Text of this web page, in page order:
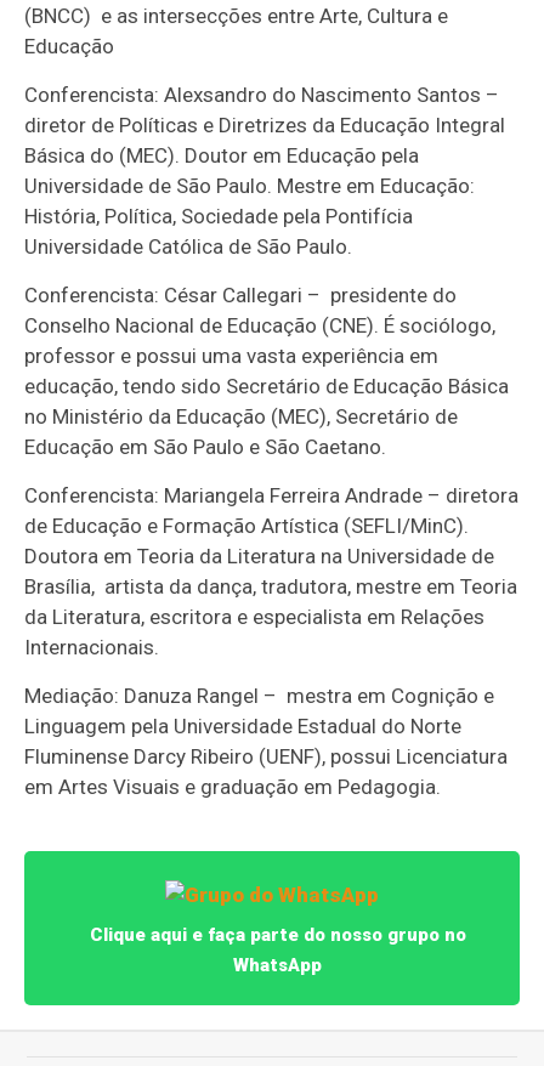
(BNCC) e as intersecções entre Arte, Cultura e
Educação
Conferencista: Alexsandro do Nascimento Santos –
diretor de Políticas e Diretrizes da Educação Integral
Básica do (MEC). Doutor em Educação pela
Universidade de São Paulo. Mestre em Educação:
História, Política, Sociedade pela Pontifícia
Universidade Católica de São Paulo.
Conferencista: César Callegari – presidente do
Conselho Nacional de Educação (CNE). É sociólogo,
professor e possui uma vasta experiência em
educação, tendo sido Secretário de Educação Básica
no Ministério da Educação (MEC), Secretário de
Educação em São Paulo e São Caetano.
Conferencista: Mariangela Ferreira Andrade – diretora
de Educação e Formação Artística (SEFLI/MinC).
Doutora em Teoria da Literatura na Universidade de
Brasília, artista da dança, tradutora, mestre em Teoria
da Literatura, escritora e especialista em Relações
Internacionais.
Mediação: Danuza Rangel – mestra em Cognição e
Linguagem pela Universidade Estadual do Norte
Fluminense Darcy Ribeiro (UENF), possui Licenciatura
em Artes Visuais e graduação em Pedagogia.
Clique aqui e faça parte do nosso grupo no
WhatsApp